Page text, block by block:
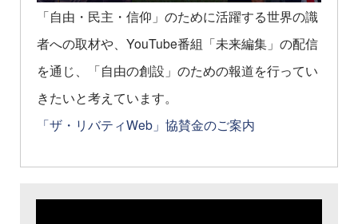
「自由・民主・信仰」のために活躍する世界の識
者への取材や、YouTube番組「未来編集」の配信
を通じ、「自由の創設」のための報道を行ってい
きたいと考えています。
「ザ・リバティWeb」協賛金のご案内